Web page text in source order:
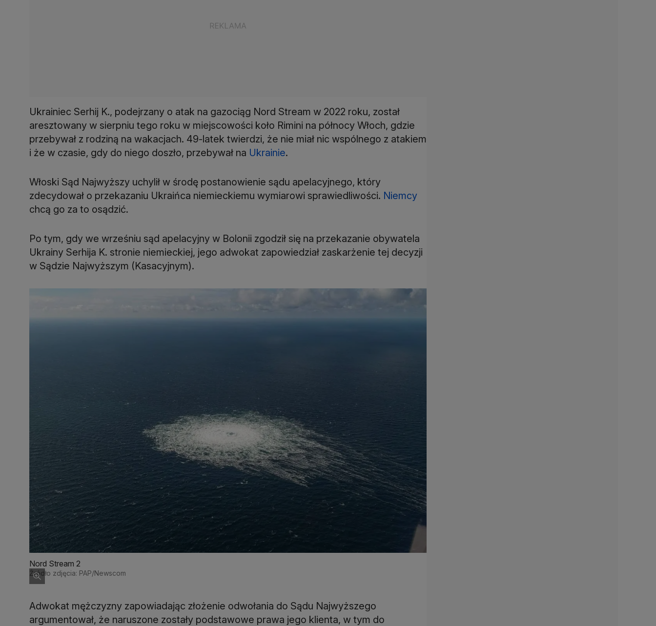
Ukrainiec Serhij K., podejrzany o atak na gazociąg Nord Stream w 2022 roku, został
aresztowany w sierpniu tego roku w miejscowości koło Rimini na północy Włoch, gdzie
przebywał z rodziną na wakacjach. 49-latek twierdzi, że nie miał nic wspólnego z atakiem
i że w czasie, gdy do niego doszło, przebywał na Ukrainie.
Włoski Sąd Najwyższy uchylił w środę postanowienie sądu apelacyjnego, który
zdecydował o przekazaniu Ukraińca niemieckiemu wymiarowi sprawiedliwości. Niemcy
chcą go za to osądzić.
Po tym, gdy we wrześniu sąd apelacyjny w Bolonii zgodził się na przekazanie obywatela
Ukrainy Serhija K. stronie niemieckiej, jego adwokat zapowiedział zaskarżenie tej decyzji
w Sądzie Najwyższym (Kasacyjnym).
Nord Stream 2
Źródło zdjęcia: PAP/Newscom
Adwokat mężczyzny zapowiadając złożenie odwołania do Sądu Najwyższego
argumentował, że naruszone zostały podstawowe prawa jego klienta, w tym do